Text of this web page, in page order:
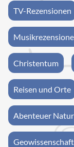
TV-Rezensionen
Christentum
Reisen und Orte
Abenteuer Natur